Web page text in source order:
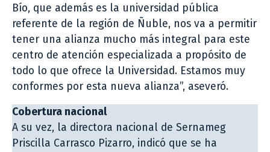
Bío, que además es la universidad pública
referente de la región de Ñuble, nos va a permitir
tener una alianza mucho más integral para este
centro de atención especializada a propósito de
todo lo que ofrece la Universidad. Estamos muy
conformes por esta nueva alianza”, aseveró.
Cobertura nacional
A su vez, la directora nacional de Sernameg
Priscilla Carrasco Pizarro, indicó que se ha